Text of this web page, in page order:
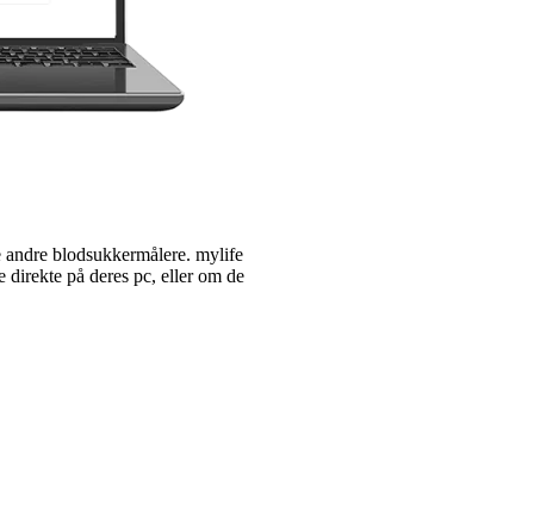
blodsukkermålere. mylife
på deres pc, eller om de